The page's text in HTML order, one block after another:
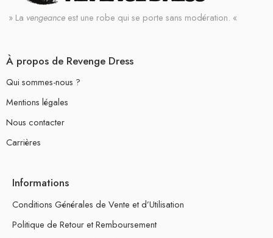
» La vengeance est une robe qui se porte sans modération. «
À propos de Revenge Dress
Qui sommes-nous ?
Mentions légales
Nous contacter
Carrières
Informations
Conditions Générales de Vente et d’Utilisation
Politique de Retour et Remboursement